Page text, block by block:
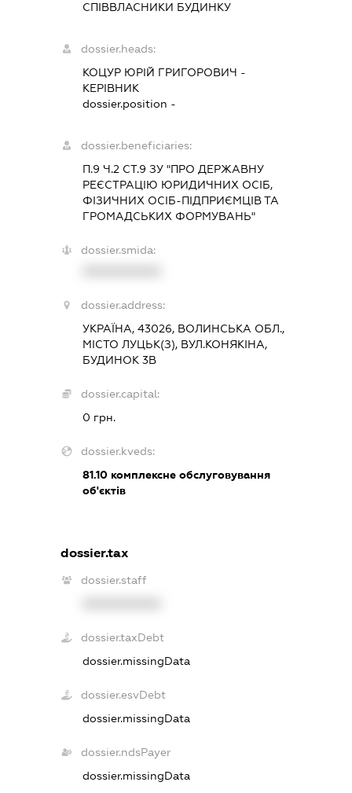
СПІВВЛАСНИКИ БУДИНКУ
dossier.heads:
КОЦУР ЮРІЙ ГРИГОРОВИЧ -
КЕРІВНИК
dossier.position -
dossier.beneficiaries:
П.9 Ч.2 СТ.9 ЗУ "ПРО ДЕРЖАВНУ
РЕЄСТРАЦІЮ ЮРИДИЧНИХ ОСІБ,
ФІЗИЧНИХ ОСІБ-ПІДПРИЄМЦІВ ТА
ГРОМАДСЬКИХ ФОРМУВАНЬ"
dossier.smida:
dossier.address:
УКРАЇНА, 43026, ВОЛИНСЬКА ОБЛ.,
МІСТО ЛУЦЬК(З), ВУЛ.КОНЯКІНА,
БУДИНОК 3В
dossier.capital:
0 грн.
dossier.kveds:
81.10комплексне обслуговування
об'єктів
dossier.tax
dossier.staff
dossier.taxDebt
dossier.missingData
dossier.esvDebt
dossier.missingData
dossier.ndsPayer
dossier.missingData